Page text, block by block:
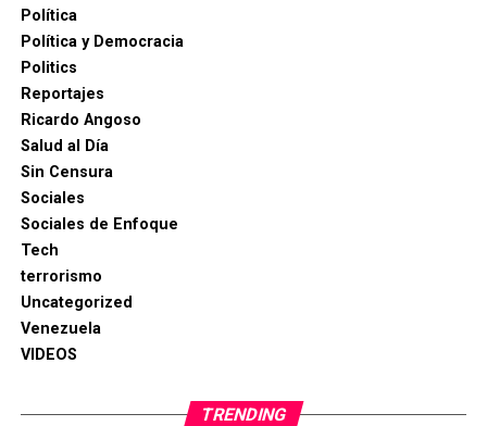
Política
Política y Democracia
Politics
Reportajes
Ricardo Angoso
Salud al Día
Sin Censura
Sociales
Sociales de Enfoque
Tech
terrorismo
Uncategorized
Venezuela
VIDEOS
TRENDING